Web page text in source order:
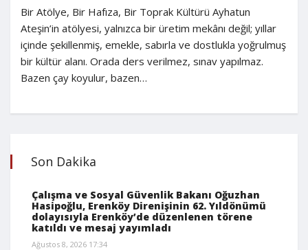
Bir Atölye, Bir Hafıza, Bir Toprak Kültürü Ayhatun
Ateşin’in atölyesi, yalnızca bir üretim mekânı değil; yıllar
içinde şekillenmiş, emekle, sabırla ve dostlukla yoğrulmuş
bir kültür alanı. Orada ders verilmez, sınav yapılmaz.
Bazen çay koyulur, bazen…
Son Dakika
Çalışma ve Sosyal Güvenlik Bakanı Oğuzhan
Hasipoğlu, Erenköy Direnişinin 62. Yıldönümü
dolayısıyla Erenköy’de düzenlenen törene
katıldı ve mesaj yayımladı
Ağustos 8, 2026 17:34